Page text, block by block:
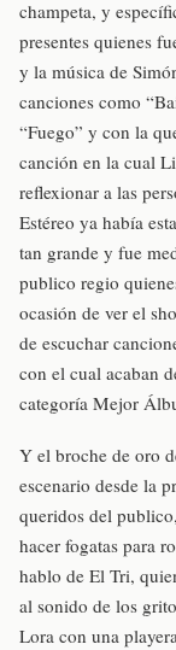
champeta, y
presentes quienes
y la música de
canciones como
“Fuego” y con la
canción en la cual
reflexionar a las
Estéreo ya había
tan grande y fue
publico regio
ocasión de ver el
de escuchar
con el cual acaban
categoría Mejor
Y el broche de oro
escenario desde la
queridos del
hacer fogatas para
hablo de El Tri,
al sonido de los
Lora con una